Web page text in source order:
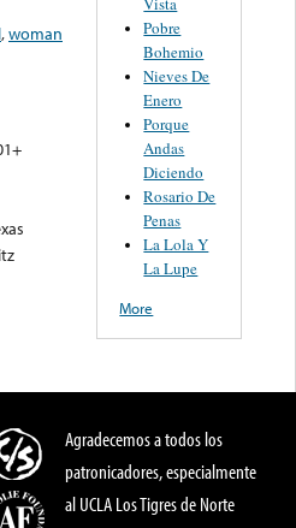
,woman
Pobre
Bohemio
Nieves De
Enero
Porque
Andas
Diciendo
Rosario De
Penas
La Lola Y
La Lupe
More
Agradecemos a todos los
patronicadores, especialmente
al UCLA Los Tigres de Norte